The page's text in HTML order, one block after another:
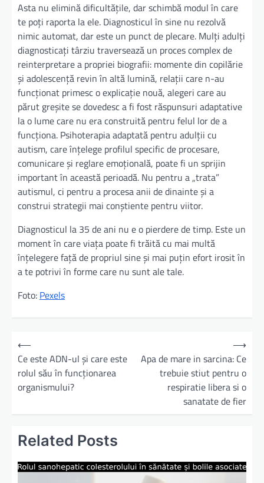
Asta nu elimină dificultățile, dar schimbă modul în care
te poți raporta la ele. Diagnosticul în sine nu rezolvă
nimic automat, dar este un punct de plecare. Mulți adulți
diagnosticați târziu traversează un proces complex de
reinterpretare a propriei biografii: momente din copilărie
și adolescență revin în altă lumină, relații care n-au
funcționat primesc o explicație nouă, alegeri care au
părut greșite se dovedesc a fi fost răspunsuri adaptative
la o lume care nu era construită pentru felul lor de a
funcționa. Psihoterapia adaptată pentru adulții cu
autism, care înțelege profilul specific de procesare,
comunicare și reglare emoțională, poate fi un sprijin
important în această perioadă. Nu pentru a „trata”
autismul, ci pentru a procesa anii de dinainte și a
construi strategii mai conștiente pentru viitor.
Diagnosticul la 35 de ani nu e o pierdere de timp. Este un
moment în care viața poate fi trăită cu mai multă
înțelegere față de propriul sine și mai puțin efort irosit în
a te potrivi în forme care nu sunt ale tale.
Foto: Pexels
N
g
⟵
Ce este ADN-ul și care este
rolul său în funcționarea
organismului?
Apa de mare in sarcina: Ce
trebuie stiut pentru o
respiratie libera si o
sanatate de fier
⟶
Related Posts